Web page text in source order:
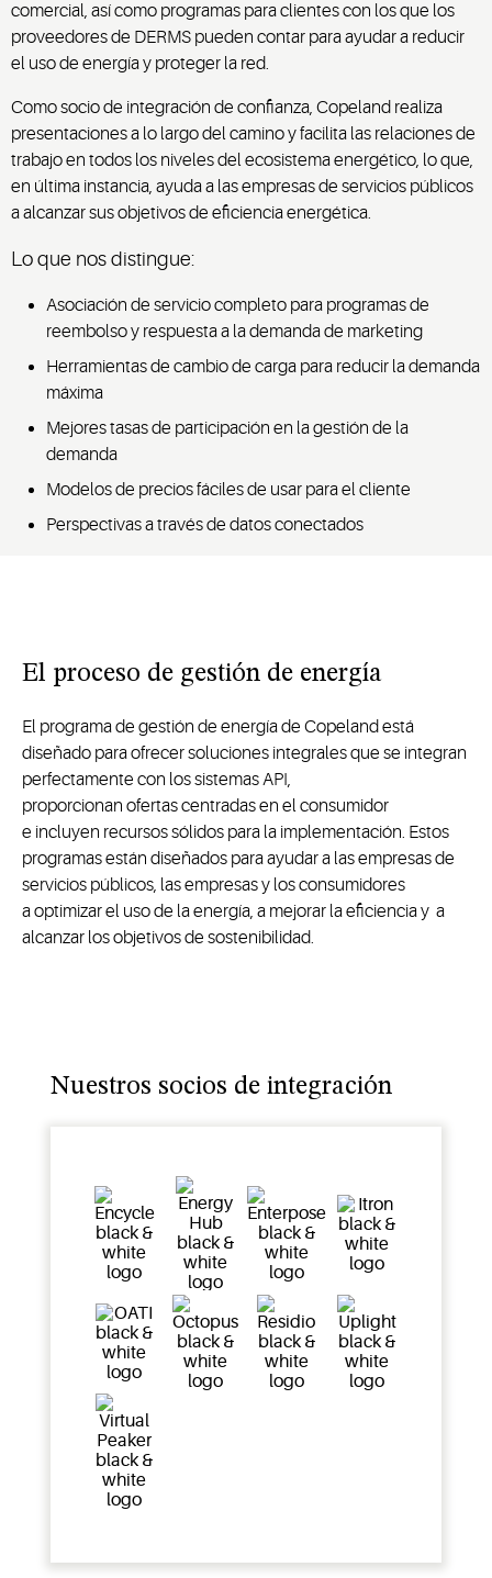
comercial, así como programas para clientes con los que los
proveedores de DERMS pueden contar para ayudar a reducir
el uso de energía y proteger la red.
Como socio de integración de confianza, Copeland realiza
presentaciones a lo largo del camino y facilita las relaciones de
trabajo en todos los niveles del ecosistema energético, lo que,
en última instancia, ayuda a las empresas de servicios públicos
a alcanzar sus objetivos de eficiencia energética.
Lo que nos distingue:
Asociación de servicio completo para programas de
reembolso y respuesta a la demanda de marketing
Herramientas de cambio de carga para reducir la demanda
máxima
Mejores tasas de participación en la gestión de la
demanda
Modelos de precios fáciles de usar para el cliente
Perspectivas a través de datos conectados
El proceso de gestión de energía
El programa de gestión de energía de Copeland está
diseñado para ofrecer soluciones integrales que se integran
perfectamente con los sistemas API,
proporcionan ofertascentradas en el consumidor
e incluyen recursos sólidos para la implementación. Estos
programas están diseñados para ayudar a las empresas de
servicios públicos, lasempresasy los consumidores
aoptimizarel uso de la energía, a mejorar laeficienciay a
alcanzar los objetivos de sostenibilidad.
Nuestros socios de integración